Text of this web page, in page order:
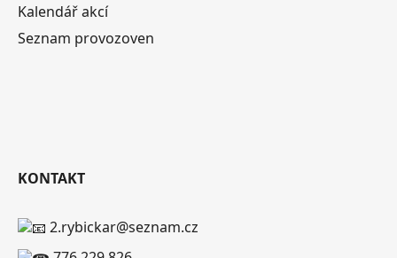
Kalendář akcí
Seznam provozoven
KONTAKT
2.rybickar@seznam.cz